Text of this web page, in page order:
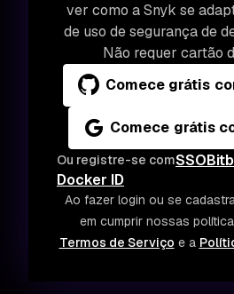
ver como a Snyk se
de uso de segurança de
Não requer cartão
Comece grátis
Comece grátis
Ou registre-se comSSO
Docker ID
Ao fazer login ou se
em cumprir nossas
Termos de Serviço e a